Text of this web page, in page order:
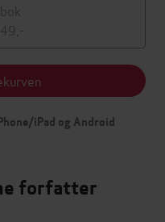
iPad og Android
forfatter